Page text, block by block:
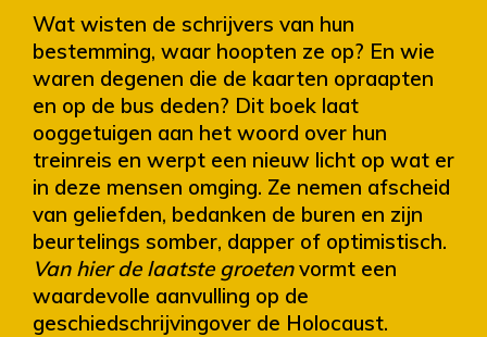
Wat wisten de schrijvers van hun
bestemming, waar hoopten ze op? En wie
waren degenen die de kaarten opraapten
en op de bus deden? Dit boek laat
ooggetuigen aan het woord over hun
treinreis en werpt een nieuw licht op wat er
in deze mensen omging. Ze nemen afscheid
van geliefden, bedanken de buren en zijn
beurtelings somber, dapper of optimistisch.
Van hier de laatste groetenvormt een
waardevolle aanvulling op de
geschiedschrijvingover de Holocaust.